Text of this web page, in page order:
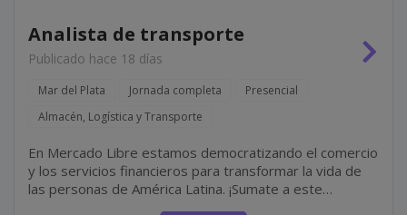
Analista de transporte
Publicado hace 18 días
Mar del Plata Jornada completa
Presencial
Almacén, Logística y Transporte
En Mercado Libre estamos democratizando el comercio
y los servicios financieros para transformar la vida de
las personas de América Latina. ¡Sumate a este